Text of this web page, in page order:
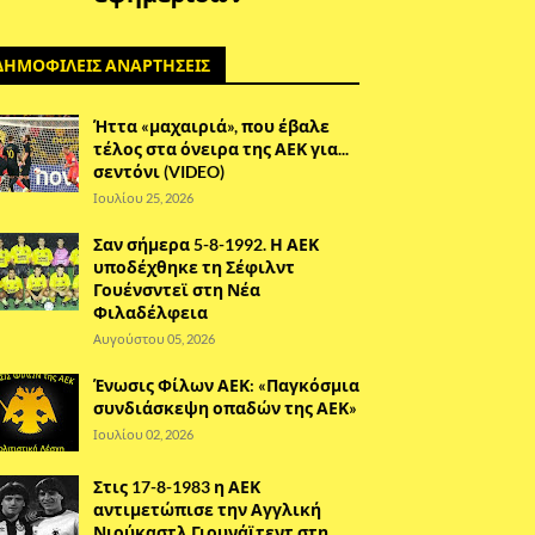
ΑΝΑΡΤΗΣΕΙΣ
Ήττα «μαχαιριά», που έβαλε
τέλος στα όνειρα της ΑΕΚ για...
σεντόνι (VIDEO)
Ιουλίου 25, 2026
Σαν σήμερα 5-8-1992. Η ΑΕΚ
υποδέχθηκε τη Σέφιλντ
Γουένσντεϊ στη Νέα
Φιλαδέλφεια
Αυγούστου 05, 2026
Ένωσις Φίλων ΑΕΚ: «Παγκόσμια
συνδιάσκεψη οπαδών της ΑΕΚ»
Ιουλίου 02, 2026
Στις 17-8-1983 η ΑΕΚ
αντιμετώπισε την Αγγλική